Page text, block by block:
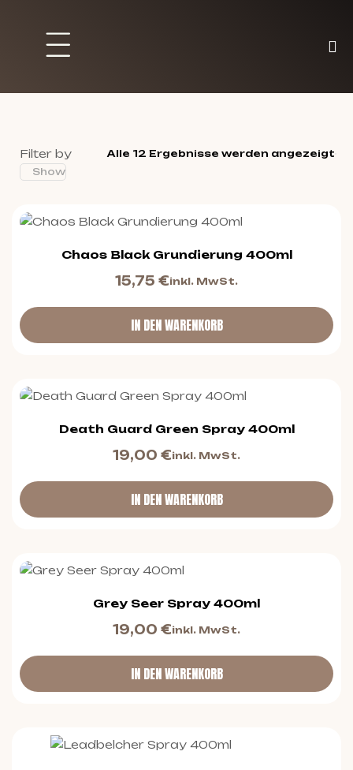
Filter by
Alle 12 Ergebnisse werden angezeigt
Show
Chaos Black Grundierung 400ml
15,75 €inkl. MwSt.
IN DEN WARENKORB
Death Guard Green Spray 400ml
19,00 €inkl. MwSt.
IN DEN WARENKORB
Grey Seer Spray 400ml
19,00 €inkl. MwSt.
IN DEN WARENKORB